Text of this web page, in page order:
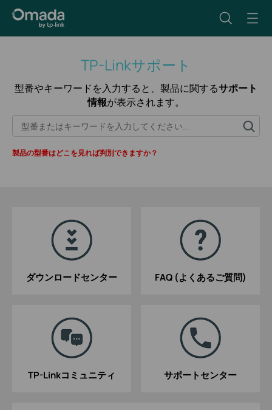
TP-Linkサポート
型番やキーワードを入力すると、製品に関するサポート
情報が表示されます。
製品の型番はどこを見れば判別できますか？
ダウンロードセンター FAQ (よくあるご質問)
TP-Linkコミュニティ サポートセンター